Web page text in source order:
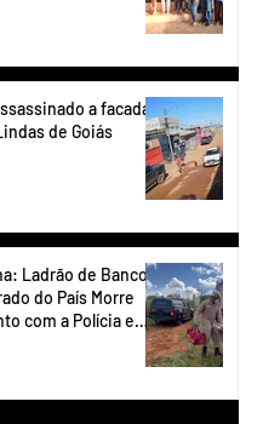
a facadas
de Goiás
Ladrão de Banco
do País Morre
com a Polícia em